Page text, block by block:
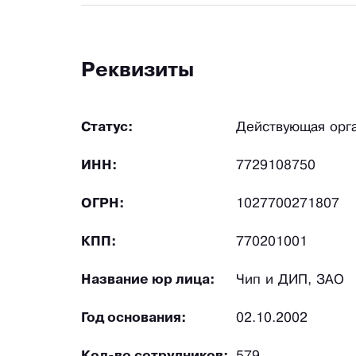
Реквизиты
Статус: Действующая
ИНН: 7729108750
ОГРН: 1027700271807
КПП: 770201001
Название юр лица: Чип и ДИП, ЗАО
Год основания: 02.10.2002